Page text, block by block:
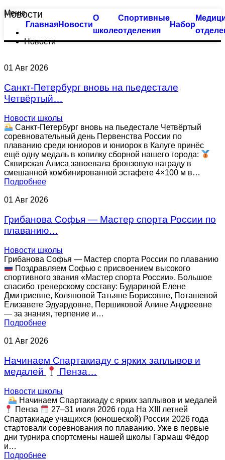
Меню
ГлавнаяНовости
О
школе
Спортивные
отделения
Тхэквондо
Биатлон
Плавание
Пулевая стрельба
Синхронное плавание
Современное пятиборье
Спортивная гимнастика
Фехтование
Фристайл
НАБОР
Документы по спортивной подготовке
Набор
Большой бассейн
Оздоровительное плавание
Семейное плавание
Группа «Барракуда»
Индивидуальные занятия
Малый бассейн
Группа «Веселый лягушонок»
Группа «Мать и дитя»
Группа «Начальной подготовки»
Группа «Русалочка»
Индивидуальные занятия
Фитнес занятия
Фитнес, аэробика
Детский фитнес с элементами самообороны
Детский фитнес с элементами фехтования
Детский фитнес с элементами гимнастики
ФитБокс/Кросс фит/Функциональная
тренировка
Новости
Новости
01 Авг 2026
Санкт-Петербург вновь на пьедестале
Четвёртый…
Новости школы
Санкт-Петербург вновь на пьедестале Четвёртый
соревновательный день Первенства России по
плаванию среди юниоров и юниорок в Калуге принёс
ещё одну медаль в копилку сборной нашего города:
Сквирская Алиса завоевала бронзовую награду в
смешанной комбинированной эстафете 4×100 м в…
Подробнее
01 Авг 2026
Грибанова Софья — Мастер спорта России по
плаванию…
Новости школы
Грибанова Софья — Мастер спорта России по плаванию
Поздравляем Софью с присвоением высокого
спортивного звания «Мастер спорта России». Большое
спасибо тренерскому составу: Будариной Елене
Дмитриевне, Коляновой Татьяне Борисовне, Поташевой
Елизавете Эдуардовне, Першиковой Алине Андреевне
— за знания, терпение и…
Подробнее
01 Авг 2026
Начинаем Спартакиаду с ярких заплывов и
медалей
Пенза…
Новости школы
Начинаем Спартакиаду с ярких заплывов и медалей
Пенза
27–31 июля 2026 года На XIII летней
Спартакиаде учащихся (юношеской) России 2026 года
стартовали соревнования по плаванию. Уже в первые
дни турнира спортсмены нашей школы Гармаш Фёдор
и…
Подробнее